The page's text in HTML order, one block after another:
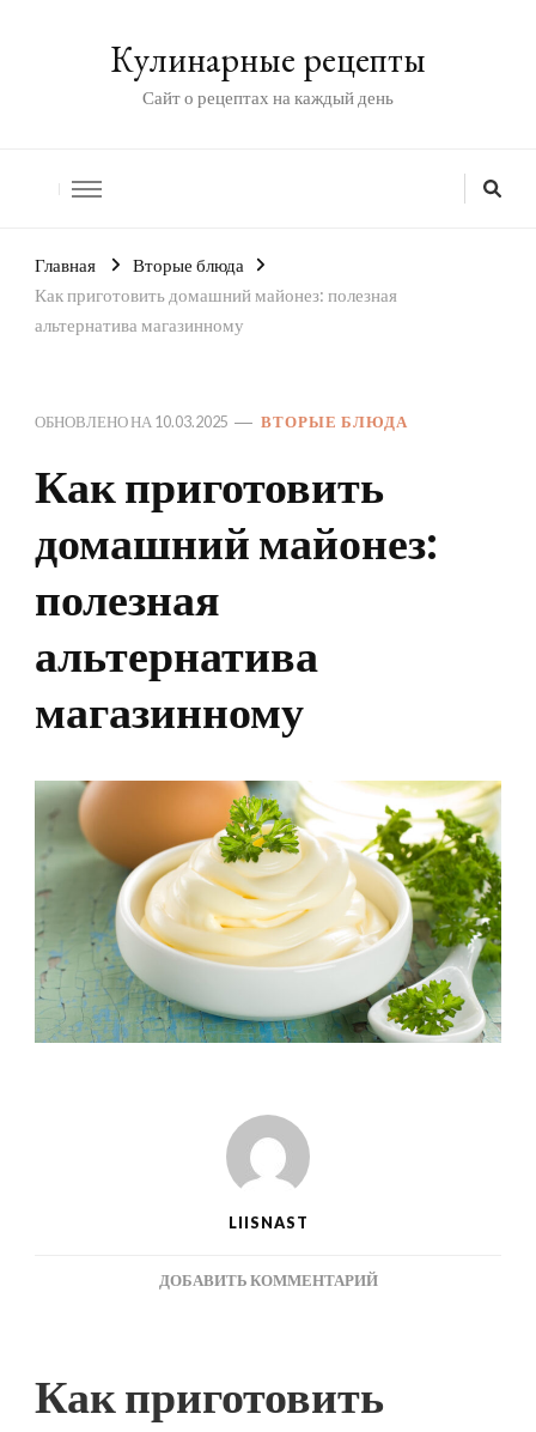
Кулинарные рецепты
Сайт о рецептах на каждый день
Главная
Вторые блюда
Как приготовить домашний майонез: полезная
альтернатива магазинному
ОБНОВЛЕНО НА 10.03.2025 ВТОРЫЕ БЛЮДА
Как приготовить
домашний майонез:
полезная
альтернатива
магазинному
LIISNAST
ДОБАВИТЬ КОММЕНТАРИЙК
МАЙОНЕЗ:
Как приготовить